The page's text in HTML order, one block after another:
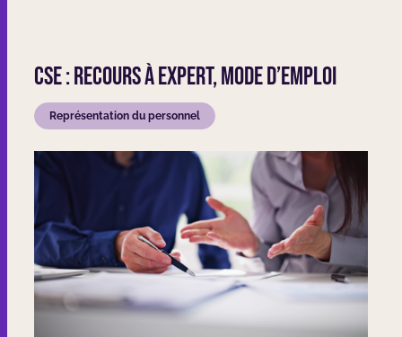
CSE : Recours à expert, mode d’emploi
Représentation du personnel